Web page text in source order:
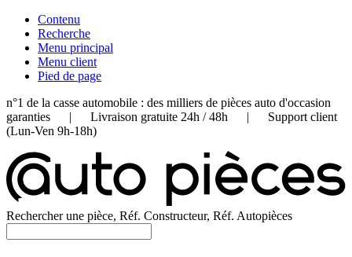
Contenu
Recherche
Menu principal
Menu client
Pied de page
n°1 de la casse automobile : des milliers de pièces auto d'occasion
garanties | Livraison gratuite 24h / 48h | Support client
(Lun-Ven 9h-18h)
Rechercher une pièce, Réf. Constructeur, Réf. Autopièces